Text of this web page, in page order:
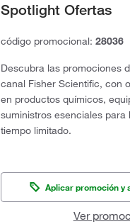
Spotlight Ofertas
código promocional: 28036
Descubra las promociones
canal Fisher Scientific, con
en productos químicos,
suministros esenciales para
tiempo limitado.
Aplicar promoción y
Ver